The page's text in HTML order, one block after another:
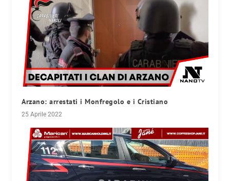
Arzano: arrestati i Monfregolo e i Cristiano
25 Aprile 2022